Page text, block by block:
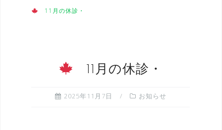
11月の休診・
11月の休診・
2025年11月7日 お知らせ